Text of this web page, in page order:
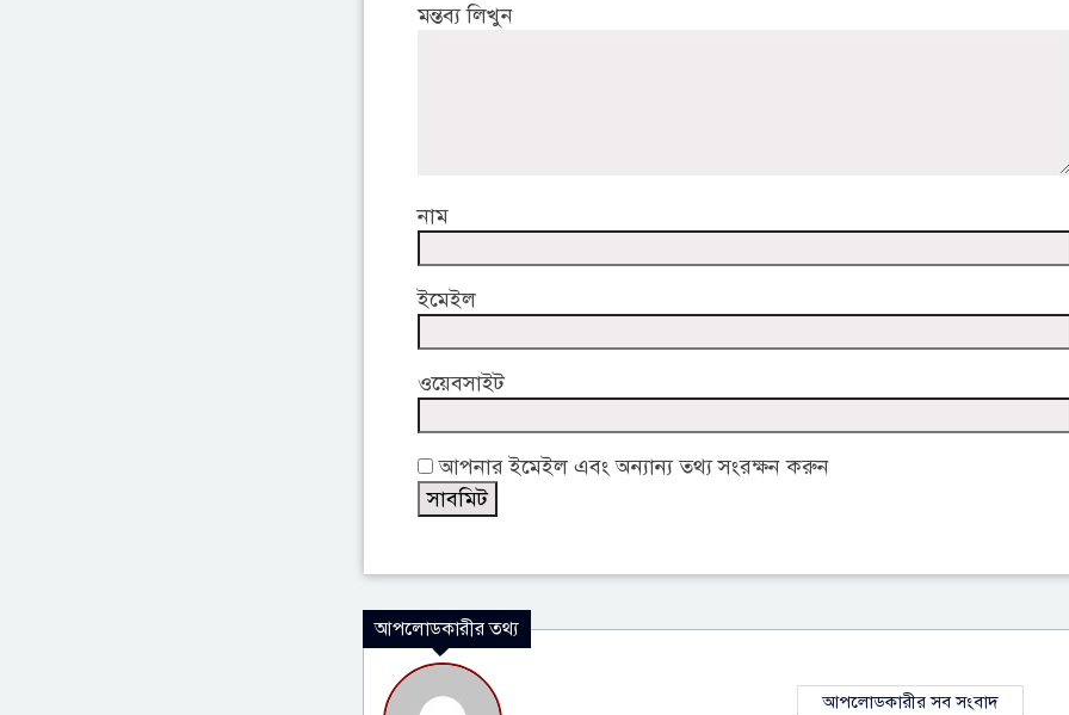
মন্তব্য লিখুন
নাম
ইমেইল
ওয়েবসাইট
আপনার ইমেইল এবং অন্যান্য তথ্য সংরক্ষন করুন
আপলোডকারীর তথ্য
আপলোডকারীর সব সংবাদ